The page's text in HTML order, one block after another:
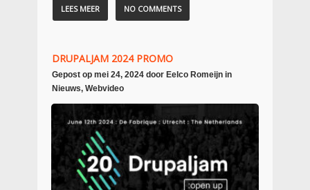
LEES MEER NO COMMENTS
DRUPALJAM 2024 PROMO
Gepost op mei 24, 2024 door Eelco Romeijn in
Nieuws, Webvideo